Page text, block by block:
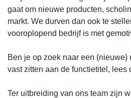
gaat om nieuwe producten,
markt. We durven dan ook te
vooroplopend bedrijf is met
Ben je op zoek naar een
vast zitten aan de functietitel, lees
Ter uitbreiding van ons team zijn